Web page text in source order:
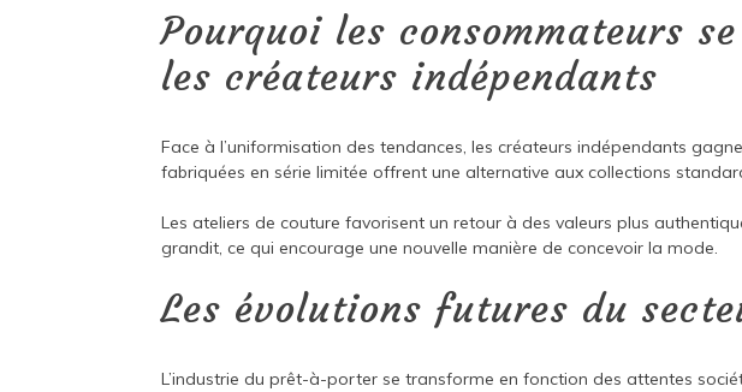
Pourquoi les consommateurs
les créateurs indépendants
Face à l’uniformisation des tendances, les créateurs indépendants
fabriquées en série limitée offrent une alternative aux collections
Les ateliers de couture favorisent un retour à des valeurs plus
grandit, ce qui encourage une nouvelle manière de concevoir la mode.
Les évolutions futures du
L’industrie du prêt-à-porter se transforme en fonction des attentes